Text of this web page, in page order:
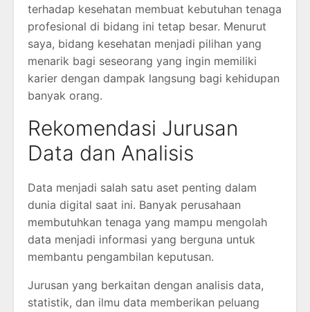
terhadap kesehatan membuat kebutuhan tenaga
profesional di bidang ini tetap besar. Menurut
saya, bidang kesehatan menjadi pilihan yang
menarik bagi seseorang yang ingin memiliki
karier dengan dampak langsung bagi kehidupan
banyak orang.
Rekomendasi Jurusan
Data dan Analisis
Data menjadi salah satu aset penting dalam
dunia digital saat ini. Banyak perusahaan
membutuhkan tenaga yang mampu mengolah
data menjadi informasi yang berguna untuk
membantu pengambilan keputusan.
Jurusan yang berkaitan dengan analisis data,
statistik, dan ilmu data memberikan peluang